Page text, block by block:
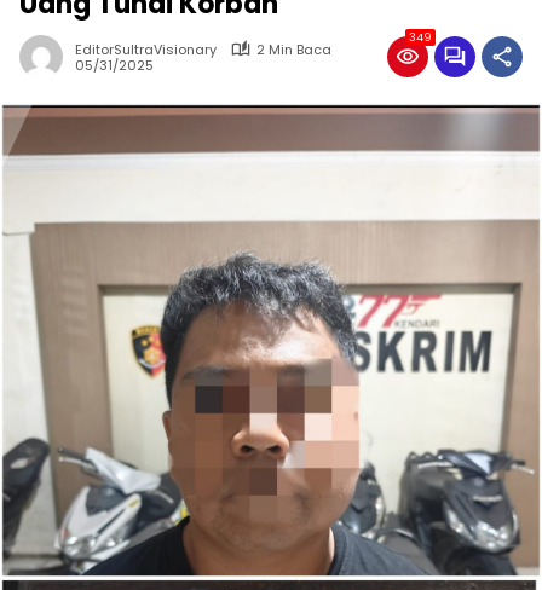
EditorSultraVisionary
2 Min Baca
05/31/2025
349